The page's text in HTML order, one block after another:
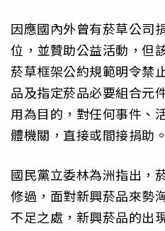
因應國內外曾有菸草公司
位，並贊助公益活動，但
菸草框架公約規範明令禁
品及指定菸品必要組合元
用為目的，對任何事件、
體機關，直接或間接捐助。
國民黨立委林為洲指出，
修過，面對新興菸品來勢
不足之處，新興菸品的出